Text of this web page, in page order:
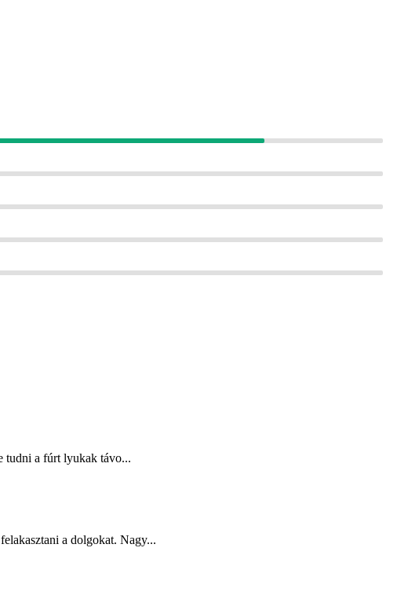
tudni a fúrt lyukak távo...
a dolgokat. Nagy...